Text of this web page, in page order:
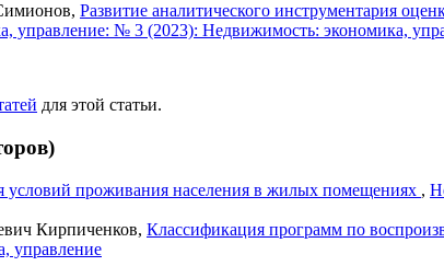
Развитие аналитического инструментария
управление: № 3 (2023): Недвижимость: экономика,
для этой статьи.
условий проживания населения в жилых помещениях ,
Кирпиченков, Классификация программ по
управление